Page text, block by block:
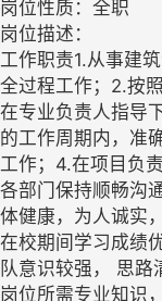
岗位性质：全职
岗位描述：
工作职责1.从事建
全过程工作；2.按
在专业负责人指导
的工作周期内，准
工作；4.在项目负
各部门保持顺畅沟
体健康，为人诚实
在校期间学习成绩
队意识较强， 思
岗位所需专业知识